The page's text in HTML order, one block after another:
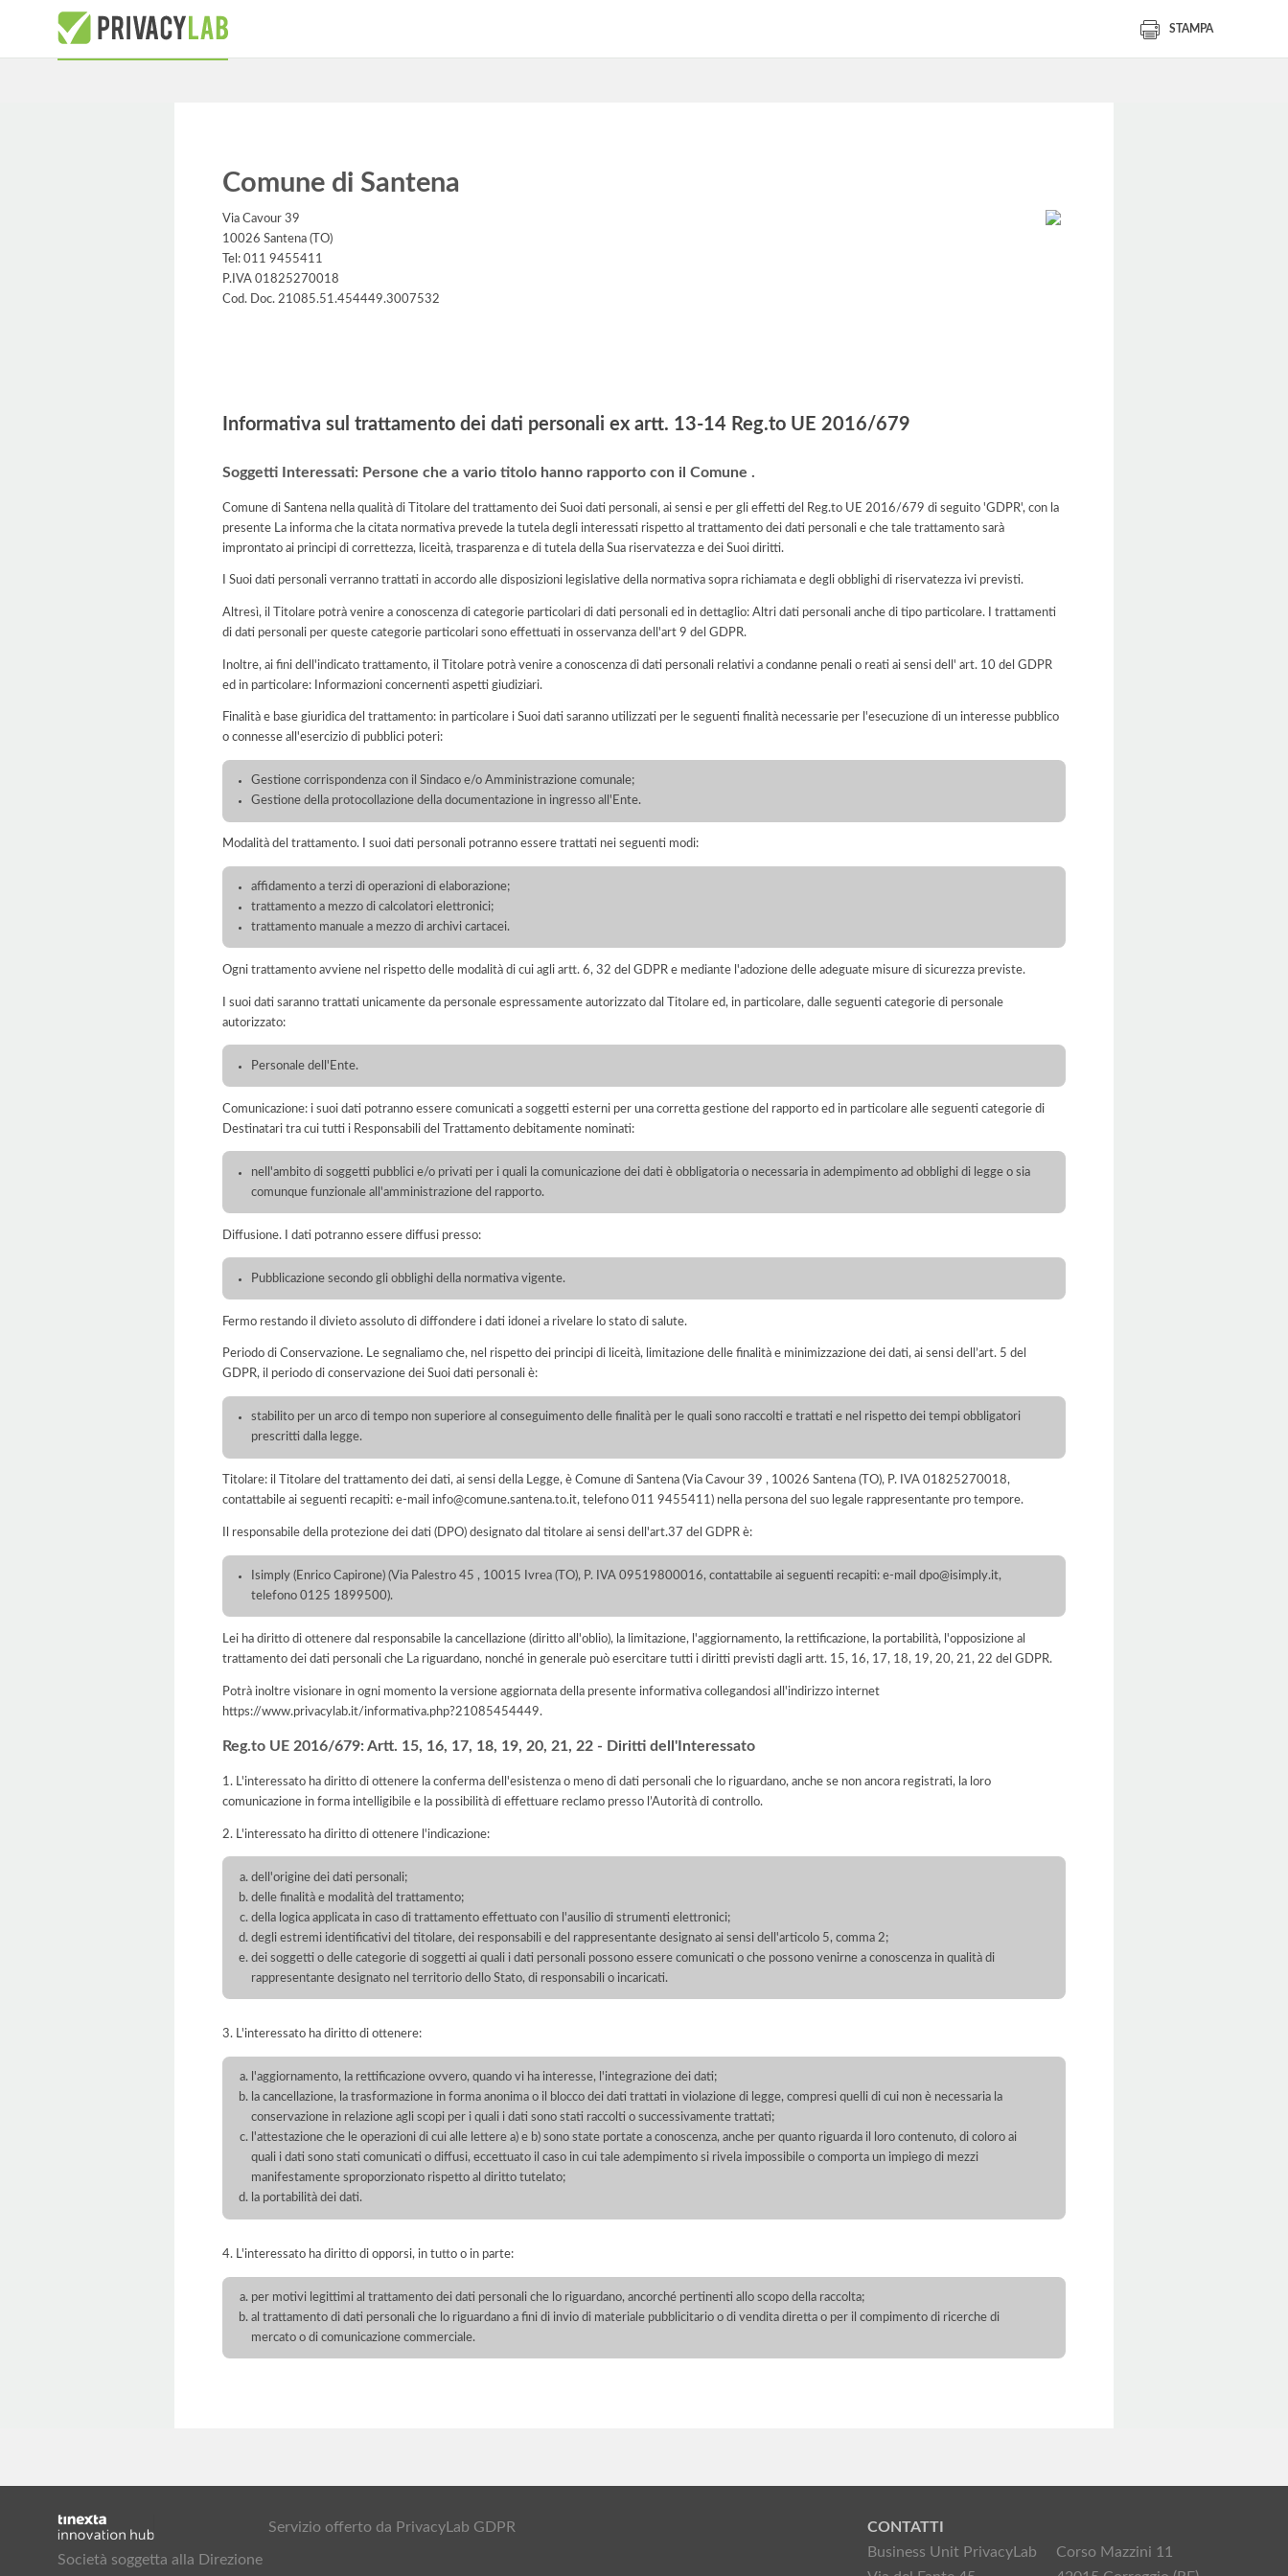
STAMPA
Comune di Santena
Via Cavour 39
10026 Santena (TO)
Tel: 011 9455411
P.IVA 01825270018
Cod. Doc. 21085.51.454449.3007532
Informativa sul trattamento dei dati personali ex artt. 13-14 Reg.to UE 2016/679
Soggetti Interessati: Persone che a vario titolo hanno rapporto con il Comune .
Comune di Santena nella qualità di Titolare del trattamento dei Suoi dati personali, ai sensi e per gli effetti del Reg.to UE 2016/679 di seguito 'GDPR', con la
presente La informa che la citata normativa prevede la tutela degli interessati rispetto al trattamento dei dati personali e che tale trattamento sarà
improntato ai principi di correttezza, liceità, trasparenza e di tutela della Sua riservatezza e dei Suoi diritti.
I Suoi dati personali verranno trattati in accordo alle disposizioni legislative della normativa sopra richiamata e degli obblighi di riservatezza ivi previsti.
Altresì, il Titolare potrà venire a conoscenza di categorie particolari di dati personali ed in dettaglio: Altri dati personali anche di tipo particolare. I trattamenti
di dati personali per queste categorie particolari sono effettuati in osservanza dell'art 9 del GDPR.
Inoltre, ai fini dell'indicato trattamento, il Titolare potrà venire a conoscenza di dati personali relativi a condanne penali o reati ai sensi dell' art. 10 del GDPR
ed in particolare: Informazioni concernenti aspetti giudiziari.
Finalità e base giuridica del trattamento: in particolare i Suoi dati saranno utilizzati per le seguenti finalità necessarie per l'esecuzione di un interesse pubblico
o connesse all'esercizio di pubblici poteri:
Gestione corrispondenza con il Sindaco e/o Amministrazione comunale;
Gestione della protocollazione della documentazione in ingresso all'Ente.
Modalità del trattamento. I suoi dati personali potranno essere trattati nei seguenti modi:
affidamento a terzi di operazioni di elaborazione;
trattamento a mezzo di calcolatori elettronici;
trattamento manuale a mezzo di archivi cartacei.
Ogni trattamento avviene nel rispetto delle modalità di cui agli artt. 6, 32 del GDPR e mediante l'adozione delle adeguate misure di sicurezza previste.
I suoi dati saranno trattati unicamente da personale espressamente autorizzato dal Titolare ed, in particolare, dalle seguenti categorie di personale
autorizzato:
Personale dell'Ente.
Comunicazione: i suoi dati potranno essere comunicati a soggetti esterni per una corretta gestione del rapporto ed in particolare alle seguenti categorie di
Destinatari tra cui tutti i Responsabili del Trattamento debitamente nominati:
nell'ambito di soggetti pubblici e/o privati per i quali la comunicazione dei dati è obbligatoria o necessaria in adempimento ad obblighi di legge o sia
comunque funzionale all'amministrazione del rapporto.
Diffusione. I dati potranno essere diffusi presso:
Pubblicazione secondo gli obblighi della normativa vigente.
Fermo restando il divieto assoluto di diffondere i dati idonei a rivelare lo stato di salute.
Periodo di Conservazione. Le segnaliamo che, nel rispetto dei principi di liceità, limitazione delle finalità e minimizzazione dei dati, ai sensi dell’art. 5 del
GDPR, il periodo di conservazione dei Suoi dati personali è:
stabilito per un arco di tempo non superiore al conseguimento delle finalità per le quali sono raccolti e trattati e nel rispetto dei tempi obbligatori
prescritti dalla legge.
Titolare: il Titolare del trattamento dei dati, ai sensi della Legge, è Comune di Santena (Via Cavour 39 , 10026 Santena (TO), P. IVA 01825270018,
contattabile ai seguenti recapiti: e-mail info@comune.santena.to.it, telefono 011 9455411) nella persona del suo legale rappresentante pro tempore.
Il responsabile della protezione dei dati (DPO) designato dal titolare ai sensi dell'art.37 del GDPR è:
Isimply (Enrico Capirone) (Via Palestro 45 , 10015 Ivrea (TO), P. IVA 09519800016, contattabile ai seguenti recapiti: e-mail dpo@isimply.it,
telefono 0125 1899500).
Lei ha diritto di ottenere dal responsabile la cancellazione (diritto all'oblio), la limitazione, l'aggiornamento, la rettificazione, la portabilità, l'opposizione al
trattamento dei dati personali che La riguardano, nonché in generale può esercitare tutti i diritti previsti dagli artt. 15, 16, 17, 18, 19, 20, 21, 22 del GDPR.
Potrà inoltre visionare in ogni momento la versione aggiornata della presente informativa collegandosi all'indirizzo internet
https://www.privacylab.it/informativa.php?21085454449.
Reg.to UE 2016/679: Artt. 15, 16, 17, 18, 19, 20, 21, 22 - Diritti dell'Interessato
1. L'interessato ha diritto di ottenere la conferma dell'esistenza o meno di dati personali che lo riguardano, anche se non ancora registrati, la loro
comunicazione in forma intelligibile e la possibilità di effettuare reclamo presso l’Autorità di controllo.
2. L'interessato ha diritto di ottenere l'indicazione:
dell'origine dei dati personali;
delle finalità e modalità del trattamento;
della logica applicata in caso di trattamento effettuato con l'ausilio di strumenti elettronici;
degli estremi identificativi del titolare, dei responsabili e del rappresentante designato ai sensi dell'articolo 5, comma 2;
dei soggetti o delle categorie di soggetti ai quali i dati personali possono essere comunicati o che possono venirne a conoscenza in qualità di
rappresentante designato nel territorio dello Stato, di responsabili o incaricati.
3. L'interessato ha diritto di ottenere:
l'aggiornamento, la rettificazione ovvero, quando vi ha interesse, l'integrazione dei dati;
la cancellazione, la trasformazione in forma anonima o il blocco dei dati trattati in violazione di legge, compresi quelli di cui non è necessaria la
conservazione in relazione agli scopi per i quali i dati sono stati raccolti o successivamente trattati;
l'attestazione che le operazioni di cui alle lettere a) e b) sono state portate a conoscenza, anche per quanto riguarda il loro contenuto, di coloro ai
quali i dati sono stati comunicati o diffusi, eccettuato il caso in cui tale adempimento si rivela impossibile o comporta un impiego di mezzi
manifestamente sproporzionato rispetto al diritto tutelato;
la portabilità dei dati.
4. L'interessato ha diritto di opporsi, in tutto o in parte:
per motivi legittimi al trattamento dei dati personali che lo riguardano, ancorché pertinenti allo scopo della raccolta;
al trattamento di dati personali che lo riguardano a fini di invio di materiale pubblicitario o di vendita diretta o per il compimento di ricerche di
mercato o di comunicazione commerciale.
Società soggetta alla Direzione
Servizio offerto da PrivacyLab GDPR
CONTATTI
Business Unit PrivacyLab
Corso Mazzini 11